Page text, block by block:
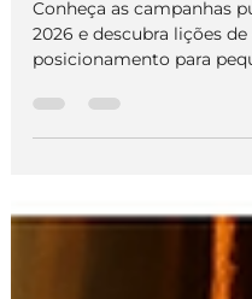
de Maio de
Conheça as campanhas
posicionamento para